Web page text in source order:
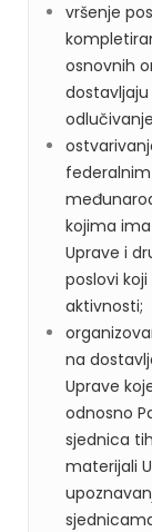
vršenje
osnovnih
kojima
Uprave i
poslovi
aktivnosti;
na
Uprave
odnosno
sjednica
materijali